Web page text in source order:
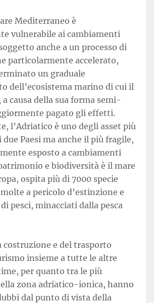
Mediterraneo è
vulnerabile ai cambiamenti
anche a un processo di
particolarmente accelerato,
un graduale
dell’ecosistema marino di cui il
causa della sua forma semi-
pagato gli effetti.
l’Adriatico è uno degli asset più
Paesi ma anche il più fragile,
esposto a cambiamenti
e biodiversità è il mare
ospita più di 7000 specie
a pericolo d’estinzione e
pesci, minacciati dalla pesca
costruzione e del trasporto
insieme a tutte le altre
per quanto tra le più
zona adriatico-ionica, hanno
dal punto di vista della